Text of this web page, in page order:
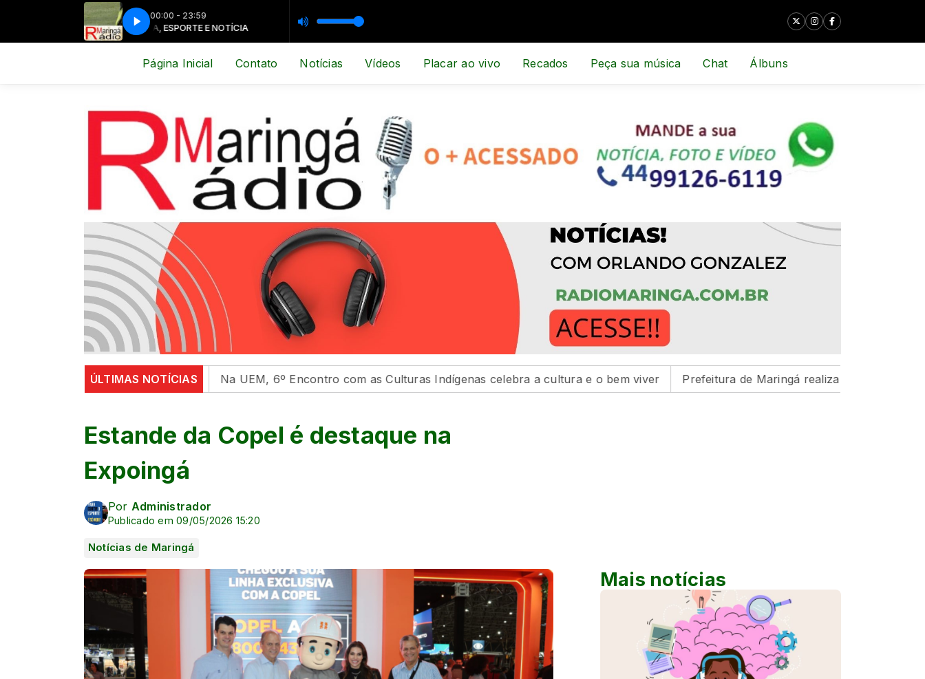
00:00 - 23:59
MÚSICA, ESPORTE E NOTÍCIA MÚSICA, ESPORTE E NOTÍCIA
Página Inicial Contato Notícias Vídeos Placar ao vivo Recados Peça sua música Chat Álbuns
ÚLTIMAS NOTÍCIAS
em universidades Na UEM, 6º Encontro com as Culturas Indígenas celebra a cultura e o bem viver Prefeitura de Maringá realiza três feiras de adoção de
Estande da Copel é destaque na
Expoingá
Por Administrador
Publicado em 09/05/2026 15:20
Notícias de Maringá
Mais notícias